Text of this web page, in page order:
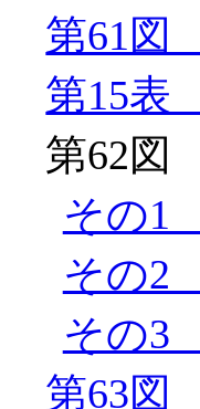
第61図
第15表
第62図
その1
その2
その3
第63図